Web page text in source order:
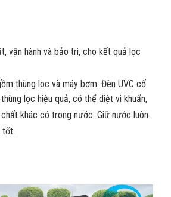
vận hành và bảo trì, cho kết quả lọc
thùng loc và máy bơm. Đèn UVC cố
lọc hiệu quả, có thể diệt vi khuẩn,
khác có trong nước. Giữ nước luôn
tốt.